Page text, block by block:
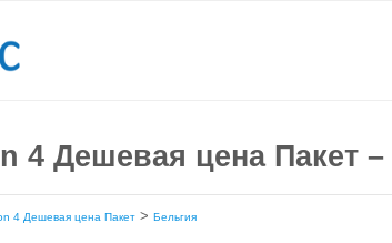
4 Дешевая цена Пакет
4 Дешевая цена Пакет > Бельгия